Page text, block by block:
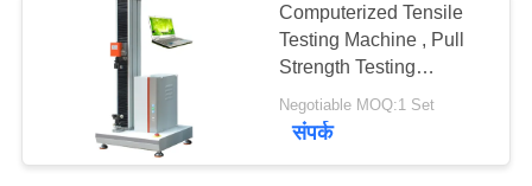
Computerized Tensile
Testing Machine , Pull
Strength Testing
Equipment For Tape
Negotiable MOQ:1 Set
संपर्क